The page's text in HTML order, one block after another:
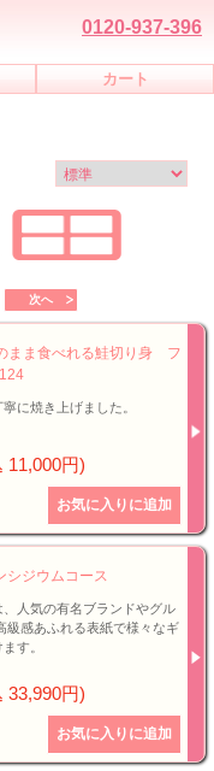
0120-937-396
カート
次へ
まま食べれる鮭切り身 フ
に焼き上げました。
11,000円)
ジウムコース
人気の有名ブランドやグル
級感あふれる表紙で様々なギ
す。
33,990円)